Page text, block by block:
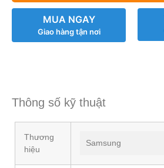
MUA NGAY
Giao hàng tận nơi
Thông số kỹ thuật
Thương
hiệu
Samsung